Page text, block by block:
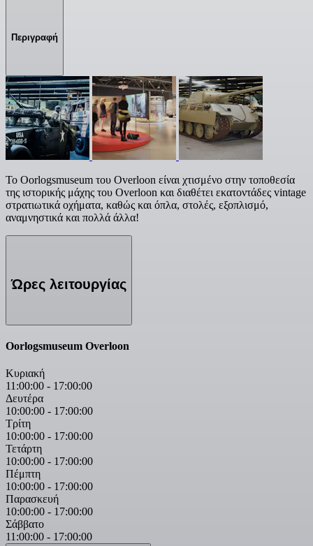
Περιγραφή
Το Oorlogsmuseum του Overloon είναι χτισμένο στην τοποθεσία
της ιστορικής μάχης του Overloon και διαθέτει εκατοντάδες vintage
στρατιωτικά οχήματα, καθώς και όπλα, στολές, εξοπλισμό,
αναμνηστικά και πολλά άλλα!
Ώρες λειτουργίας
Oorlogsmuseum Overloon
Κυριακή
11:00:00 - 17:00:00
Δευτέρα
10:00:00 - 17:00:00
Τρίτη
10:00:00 - 17:00:00
Τετάρτη
10:00:00 - 17:00:00
Πέμπτη
10:00:00 - 17:00:00
Παρασκευή
10:00:00 - 17:00:00
Σάββατο
11:00:00 - 17:00:00